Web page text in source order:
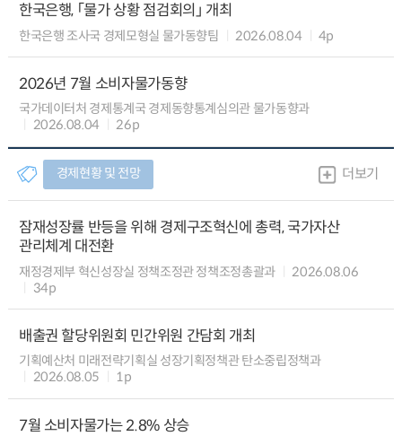
한국은행, 「물가 상황 점검회의」 개최
한국은행 조사국 경제모형실 물가동향팀 2026.08.04 4p
2026년 7월 소비자물가동향
국가데이터처 경제통계국 경제동향통계심의관 물가동향과
2026.08.04
26p
경제현황 및 전망 더보기
잠재성장률 반등을 위해 경제구조혁신에 총력, 국가자산
관리체계 대전환
재정경제부 혁신성장실 정책조정관 정책조정총괄과
2026.08.06
34p
배출권 할당위원회 민간위원 간담회 개최
기획예산처 미래전략기획실 성장기획정책관 탄소중립정책과
2026.08.05
1p
7월 소비자물가는 2.8% 상승